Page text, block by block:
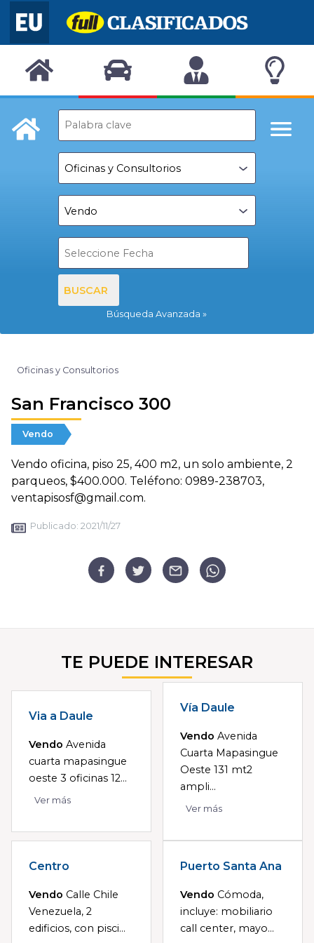
BUSCAR
Búsqueda Avanzada
Oficinas y Consultorios
San Francisco 300
Vendo
Vendo oficina, piso 25, 400 m2, un solo ambiente, 2
parqueos, $400.000. Teléfono: 0989-238703,
ventapisosf@gmail.com.
Publicado: 2021/11/27
TE PUEDE INTERESAR
Via a Daule
Vendo Avenida
cuarta mapasingue
oeste 3 oficinas 12...
Ver más
Vía Daule
Vendo Avenida
Cuarta Mapasingue
Oeste 131 mt2
ampli...
Ver más
Centro
Vendo Calle Chile
Venezuela, 2
edificios, con pisci...
Puerto Santa Ana
Vendo Cómoda,
incluye: mobiliario
call center, mayo...